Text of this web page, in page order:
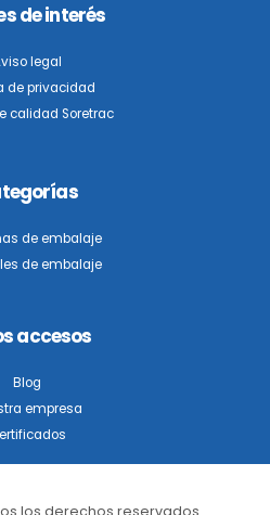
de interés
legal
de privacidad
calidad Soretrac
de embalaje
de embalaje
accesos
Blog
empresa